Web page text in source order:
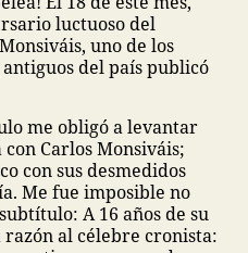
luctuoso del
uno de los
del país publicó
me obligó a levantar
Carlos Monsiváis;
con sus desmedidos
Me fue imposible no
A 16 años de su
al célebre cronista: